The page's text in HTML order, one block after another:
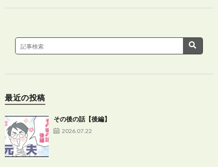
最近の投稿
その後の話【後編】
2026.07.22